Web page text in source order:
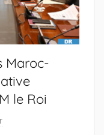
Maroc-
le Roi